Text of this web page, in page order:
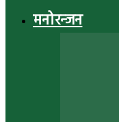
मनोरन्जन